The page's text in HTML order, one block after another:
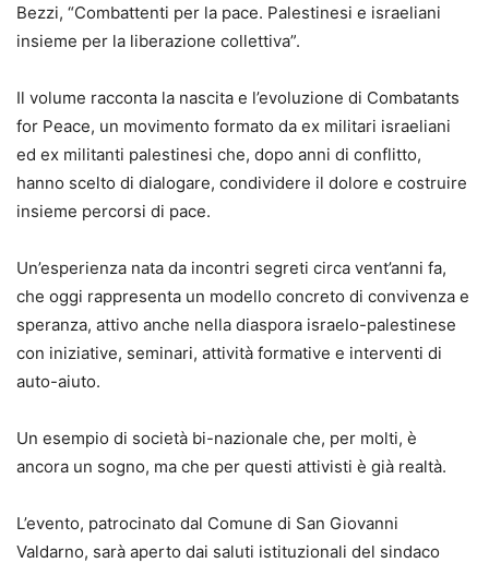
Bezzi, “Combattenti per la pace. Palestinesi e israeliani
insieme per la liberazione collettiva”.
Il volume racconta la nascita e l’evoluzione di Combatants
for Peace, un movimento formato da ex militari israeliani
ed ex militanti palestinesi che, dopo anni di conflitto,
hanno scelto di dialogare, condividere il dolore e costruire
insieme percorsi di pace.
Un’esperienza nata da incontri segreti circa vent’anni fa,
che oggi rappresenta un modello concreto di convivenza e
speranza, attivo anche nella diaspora israelo-palestinese
con iniziative, seminari, attività formative e interventi di
auto-aiuto.
Un esempio di società bi-nazionale che, per molti, è
ancora un sogno, ma che per questi attivisti è già realtà.
L’evento, patrocinato dal Comune di San Giovanni
Valdarno, sarà aperto dai saluti istituzionali del sindaco